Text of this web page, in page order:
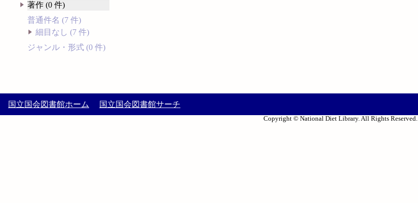
著作 (0 件)
普通件名 (7 件)
細目なし (7 件)
ジャンル・形式 (0 件)
国立国会図書館ホーム 国立国会図書館サーチ
Copyright © National Diet Library. All Rights Reserved.